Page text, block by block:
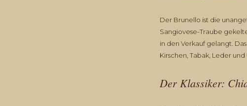
Der Brunello ist die
Sangiovese-Traube
in den Verkauf gelangt.
Kirschen, Tabak, Leder
Der Klassiker: